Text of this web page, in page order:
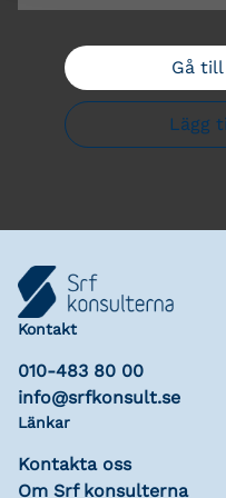
Gå
Lägg
Kontakt
010-483 80 00
info@srfkonsult.se
Länkar
Kontakta oss
Om Srf konsulterna